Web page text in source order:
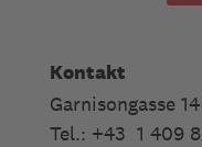
Kontakt
Garnisongasse
Tel.: +43 1 409